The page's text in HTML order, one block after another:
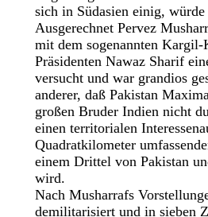
sich in Südasien einig,
Ausgerechnet Pervez
mit dem sogenannten
Präsidenten Nawaz Sharif
versucht und war grandios
anderer, daß Pakistan
großen Bruder Indien nicht
einen territorialen
Quadratkilometer
einem Drittel von Pakistan
wird.
Nach Musharrafs
demilitarisiert und in sieben